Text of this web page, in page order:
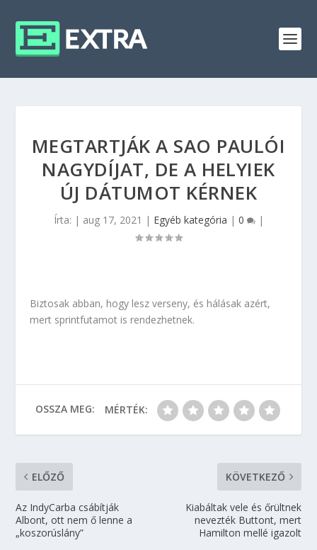
MEGTARTJÁK A SAO PAULÓI
NAGYDÍJAT, DE A HELYIEK
ÚJ DÁTUMOT KÉRNEK
Írta: | aug 17, 2021 | Egyéb kategória | 0 |
Biztosak abban, hogy lesz verseny, és hálásak azért,
mert sprintfutamot is rendezhetnek.
OSSZA MEG: MÉRTÉK:
ELŐZŐ
Az IndyCarba csábítják
Albont, ott nem ő lenne a
„koszorúslány”
KÖVETKEZŐ
Kiabáltak vele és őrültnek
nevezték Buttont, mert
Hamilton mellé igazolt